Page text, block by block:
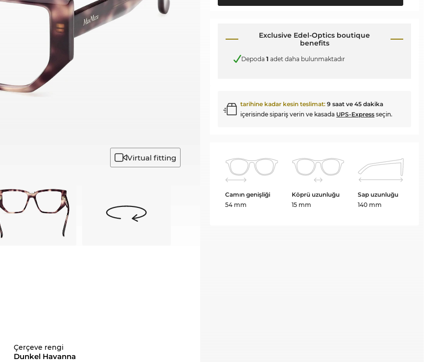
Virtual fitting
Çerçeve rengi
Dunkel Havanna
Exclusive Edel-Optics boutique
benefits
Depoda1 adet daha bulunmaktadır
tarihine kadar kesin teslimat: 9 saat ve 45 dakika
içerisinde sipariş verin ve kasada UPS-Express seçin.
Camın genişliği
54 mm
Köprü uzunluğu
15 mm
Sap uzunluğu
140 mm